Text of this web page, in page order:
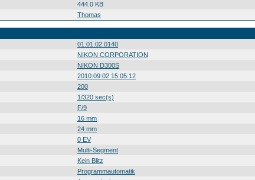
444.0 KB
Thomas
01.01.02.0140
NIKON CORPORATION
NIKON D300S
2010:09:02 15:05:12
200
1/320 sec(s)
F/9
16 mm
24 mm
0 EV
Multi-Segment
Kein Blitz
Programmautomatik